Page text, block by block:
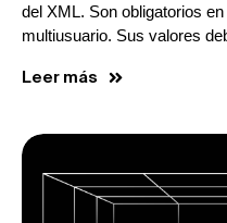
del XML. Son obligatorios
multiusuario. Sus valores
Leer más